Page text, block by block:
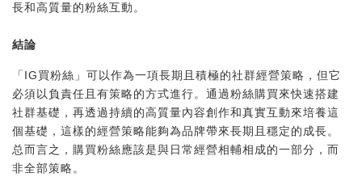
長和高質量的粉絲互動。
結論
「IG買粉絲」可以作為一項長期且積極的社群經營策略，但它
必須以負責任且有策略的方式進行。通過粉絲購買來快速搭建
社群基礎，再透過持續的高質量內容創作和真實互動來培養這
個基礎，這樣的經營策略能夠為品牌帶來長期且穩定的成長。
总而言之，購買粉絲應該是與日常經營相輔相成的一部分，而
非全部策略。